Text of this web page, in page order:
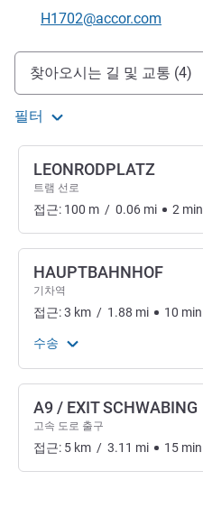
E-mail
H1702@accor.com
호텔 접근 및 교통
찾아오시는 길 및 교통 (4)
필터
LEONRODPLATZ
트램 선로
접근: 100 m / 0.06 mi 2 min
HAUPTBAHNHOF
기차역
접근:3 km / 1.88 mi 10 min
수송
A9 / EXIT SCHWABING
고속 도로 출구
접근: 5 km / 3.11 mi 15 min